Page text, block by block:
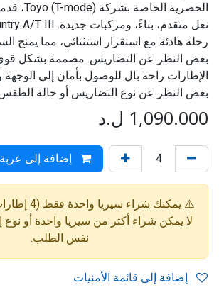
رحلة هادئة مع استقرار استثنائي، مما يمنح
بغض النظر عن التضاريس. مصممة بشكل
الإطارات راحة بال للوصول بأمان إلى الوجهة
بغض النظر عن نوع التضاريس أو حالة
1,090.000 ل.د
إضافة إلى
⚠️ يمكنك شراء سيريا واحدة فقط (4 إطارات) في كل طلب.
لا يمكن شراء أكثر من سيريا واحدة أو
نفس الطلب.